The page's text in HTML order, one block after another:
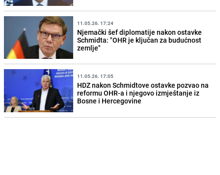
11.05.26. 17:24
Njemački šef diplomatije nakon ostavke
Schmidta: "OHR je ključan za budućnost
zemlje"
11.05.26. 17:05
HDZ nakon Schmidtove ostavke pozvao na
reformu OHR-a i njegovo izmještanje iz
Bosne i Hercegovine